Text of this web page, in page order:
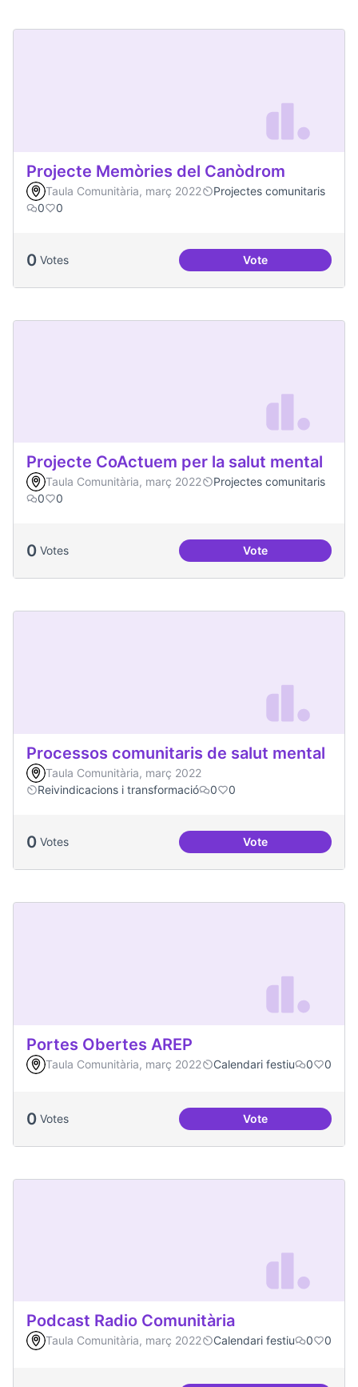
Projecte Memòries del Canòdrom
Taula Comunitària, març 2022
Projectes comunitaris
0
0
0 Votes VoteProjecte
Projecte CoActuem per la salut mental
Taula Comunitària, març 2022
Projectes comunitaris
0
0
0 Votes VoteProjecte
Processos comunitaris de salut mental
Taula Comunitària, març 2022
Reivindicacions i transformació
0 0
0 Votes VoteProcessos
Portes Obertes AREP
Taula Comunitària, març 2022 Calendari festiu 0 0
0 Votes VotePortes Obertes
Podcast Radio Comunitària
Taula Comunitària, març 2022 Calendari festiu 0 0